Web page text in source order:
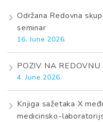
Održana Redovna
seminar
16. June 2026.
POZIV NA
4. June 2026.
Knjiga sažetaka X
medicinsko-